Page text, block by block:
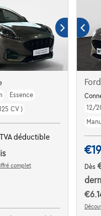
Essence
CV )
TVA déductible
complet
12/
Dès